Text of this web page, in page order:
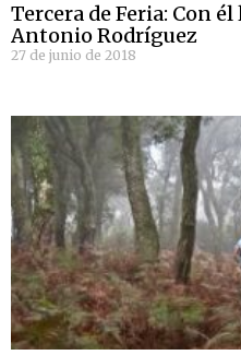
Tercera de Feria: Con
Antonio Rodríguez
27 de junio de 2018